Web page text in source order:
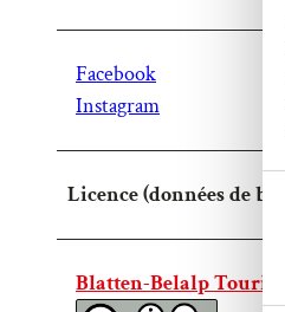
n
i
Facebook
Instagram
Licence (données de
Blatten-Belalp